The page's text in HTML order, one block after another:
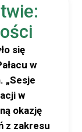
się
w
„Sesje
w
okazję
z zakresu